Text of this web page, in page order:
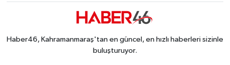
Haber46, Kahramanmaraş'tan en güncel, en hızlı haberleri sizinle
buluşturuyor.